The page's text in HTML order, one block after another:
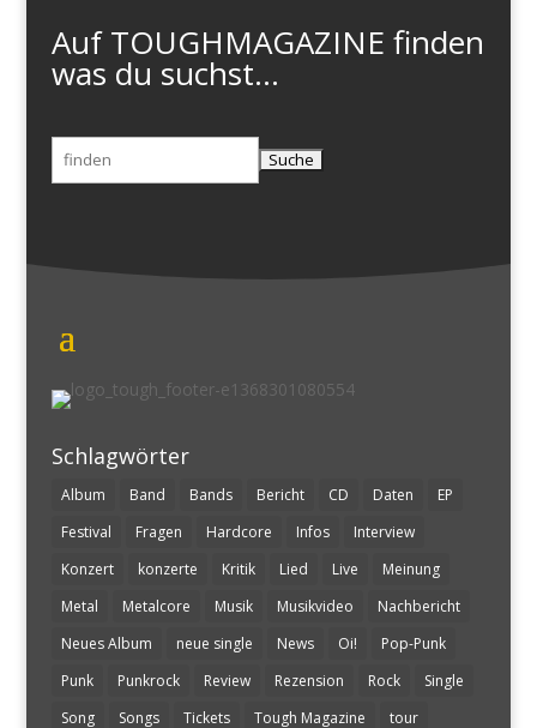
Auf TOUGHMAGAZINE finden
was du suchst...
Suchen
Schlagwörter
Album Band Bands Bericht CD Daten
EP
Festival
Fragen Hardcore Infos
Interview
Konzert
konzerte Kritik Lied Live
Meinung
Metal
Metalcore Musik Musikvideo
Nachbericht
Neues Album
neue single News Oi!
Pop-Punk
Punk
Punkrock Review Rezension Rock
Single
Song
Songs Tickets Tough Magazine tour